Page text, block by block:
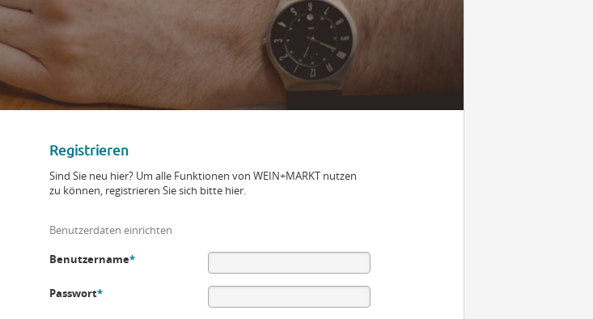
Registrieren
Sind Sie neu hier? Um alle Funktionen von WEIN+MARKT nutzen
zu können, registrieren Sie sich bitte hier.
Benutzerdaten einrichten
Benutzername*
Passwort*